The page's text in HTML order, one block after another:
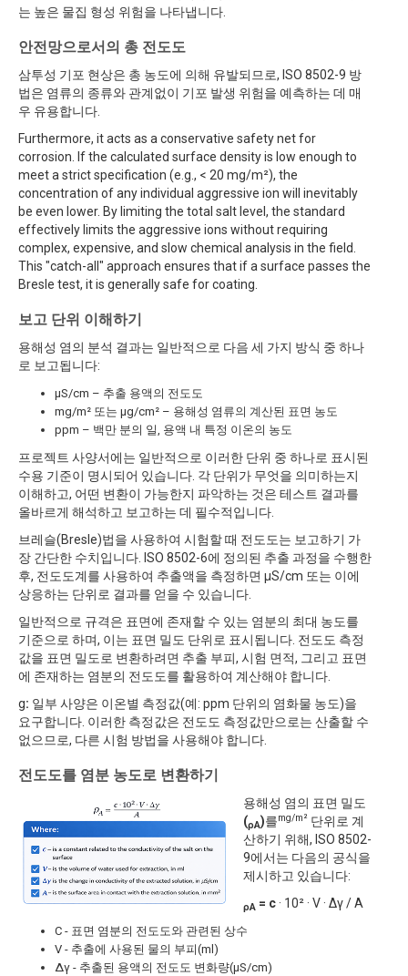
는 높은 물집 형성 위험을 나타냅니다.
안전망으로서의 총 전도도
삼투성 기포 현상은 총 농도에 의해 유발되므로, ISO 8502-9 방
법은 염류의 종류와 관계없이 기포 발생 위험을 예측하는 데 매
우 유용합니다.
Furthermore, it acts as a conservative safety net for
corrosion. If the calculated surface density is low enough to
meet a strict specification (e.g., < 20 mg/m²), the
concentration of any individual aggressive ion will inevitably
be even lower. By limiting the total salt level, the standard
effectively limits the aggressive ions without requiring
complex, expensive, and slow chemical analysis in the field.
This "catch-all" approach ensures that if a surface passes the
Bresle test, it is generally safe for coating.
보고 단위 이해하기
용해성 염의 분석 결과는 일반적으로 다음 세 가지 방식 중 하나
로 보고됩니다:
µS/cm – 추출 용액의 전도도
mg/m² 또는 µg/cm² – 용해성 염류의 계산된 표면 농도
ppm – 백만 분의 일, 용액 내 특정 이온의 농도
프로젝트 사양서에는 일반적으로 이러한 단위 중 하나로 표시된
수용 기준이 명시되어 있습니다. 각 단위가 무엇을 의미하는지
이해하고, 어떤 변환이 가능한지 파악하는 것은 테스트 결과를
올바르게 해석하고 보고하는 데 필수적입니다.
브레슬(Bresle)법을 사용하여 시험할 때 전도도는 보고하기 가
장 간단한 수치입니다. ISO 8502-6에 정의된 추출 과정을 수행한
후, 전도도계를 사용하여 추출액을 측정하면 µS/cm 또는 이에
상응하는 단위로 결과를 얻을 수 있습니다.
일반적으로 규격은 표면에 존재할 수 있는 염분의 최대 농도를
기준으로 하며, 이는 표면 밀도 단위로 표시됩니다. 전도도 측정
값을 표면 밀도로 변환하려면 추출 부피, 시험 면적, 그리고 표면
에 존재하는 염분의 전도도를 활용하여 계산해야 합니다.
g: 일부 사양은 이온별 측정값(예: ppm 단위의 염화물 농도)을
요구합니다. 이러한 측정값은 전도도 측정값만으로는 산출할 수
없으므로, 다른 시험 방법을 사용해야 합니다.
전도도를 염분 농도로 변환하기
용해성 염의 표면 밀도
(ρA)를mg/m² 단위로 계
산하기 위해, ISO 8502-
9에서는 다음의 공식을
제시하고 있습니다:
ρA = c · 10² · V · Δγ / A
C - 표면 염분의 전도도와 관련된 상수
V - 추출에 사용된 물의 부피(ml)
Δγ - 추출된 용액의 전도도 변화량(µS/cm)